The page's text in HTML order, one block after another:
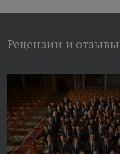
Рецензии и отзывы